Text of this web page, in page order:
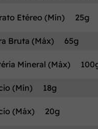
Etéreo (Mín) 25g
Bruta (Máx) 65g
Mineral (Máx)
(Mín) 18g
(Máx) 20g